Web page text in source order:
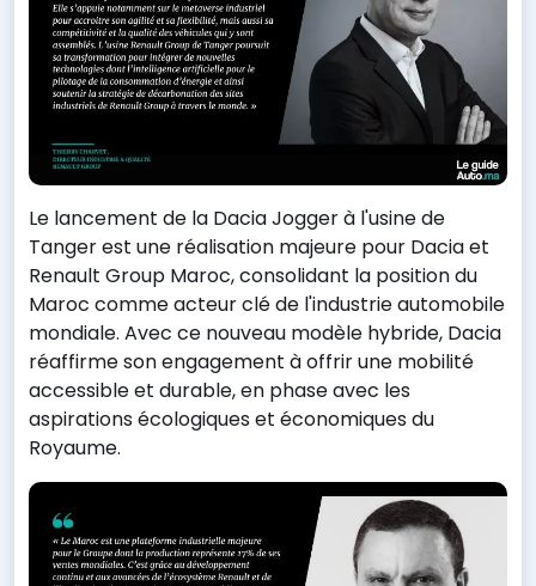
Le lancement de la Dacia Jogger à l'usine de
Tanger est une réalisation majeure pour Dacia et
Renault Group Maroc, consolidant la position du
Maroc comme acteur clé de l'industrie automobile
mondiale. Avec ce nouveau modèle hybride, Dacia
réaffirme son engagement à offrir une mobilité
accessible et durable, en phase avec les
aspirations écologiques et économiques du
Royaume.